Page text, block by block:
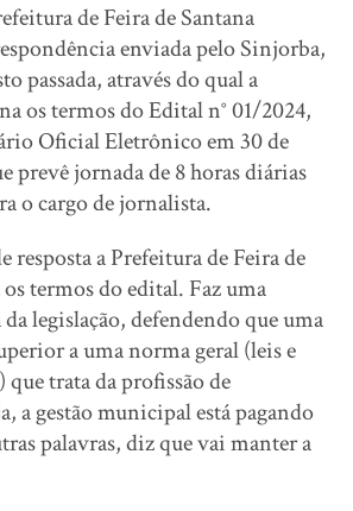
de Feira de Santana
enviada pelo Sinjorba,
passada, através do qual a
os termos do Edital n° 01/2024,
Oficial Eletrônico em 30 de
prevê jornada de 8 horas diárias
o cargo de jornalista.
resposta a Prefeitura de Feira de
termos do edital. Faz uma
legislação, defendendo que uma
a uma norma geral (leis e
que trata da profissão de
a gestão municipal está pagando
palavras, diz que vai manter a